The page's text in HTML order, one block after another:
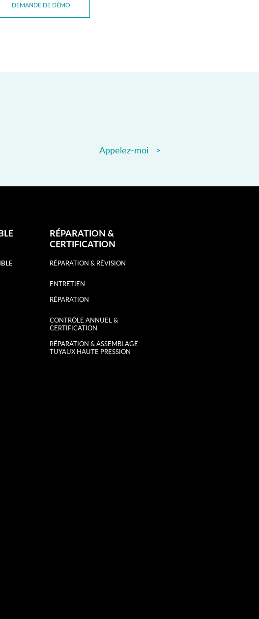
DEMANDE DE DÉMO
Appelez-moi >
RÉPARATION &
CERTIFICATION
RÉPARATION & RÉVISION
ENTRETIEN
RÉPARATION
CONTRÔLE ANNUEL &
CERTIFICATION
RÉPARATION & ASSEMBLAGE
TUYAUX HAUTE PRESSION